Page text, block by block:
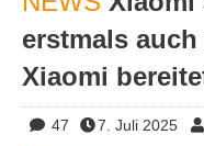
erstmals
Xiaomi
47 7. Juli 2025